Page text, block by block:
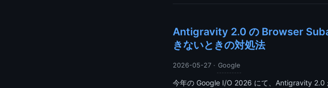
Antigravity 2.0 の Browser
きないときの対処法
2026-05-27 · Google
今年の Google I/O 2026 にて、Antigravity 2.0